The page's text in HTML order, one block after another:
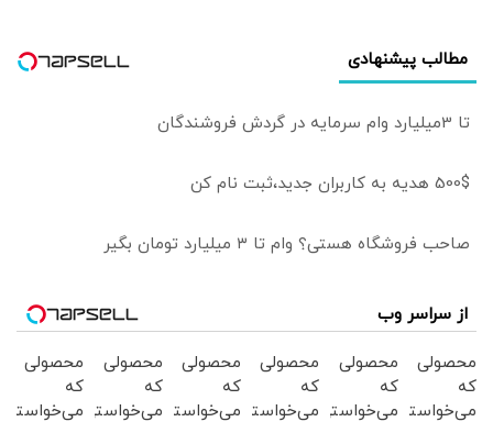
مطالب پیشنهادی
تا 3میلیارد وام سرمایه در گردش فروشندگان
500$ هدیه به کاربران جدید،ثبت نام کن
صاحب فروشگاه هستی؟ وام تا ۳ میلیارد تومان بگیر
از سراسر وب
محصولی
که
می‌خواستی
محصولی
که
می‌خواستی
محصولی
که
می‌خواستی
محصولی
که
می‌خواستی
محصولی
که
می‌خواستی
محصولی
که
می‌خواستی